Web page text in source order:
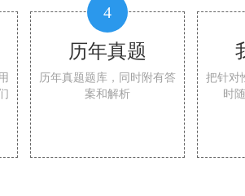
4
历年真题
历年真题题库，同时附有答
案和解析
把针对
时